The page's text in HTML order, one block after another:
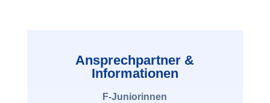
Ansprechpartner &
Informationen
F-Juniorinnen